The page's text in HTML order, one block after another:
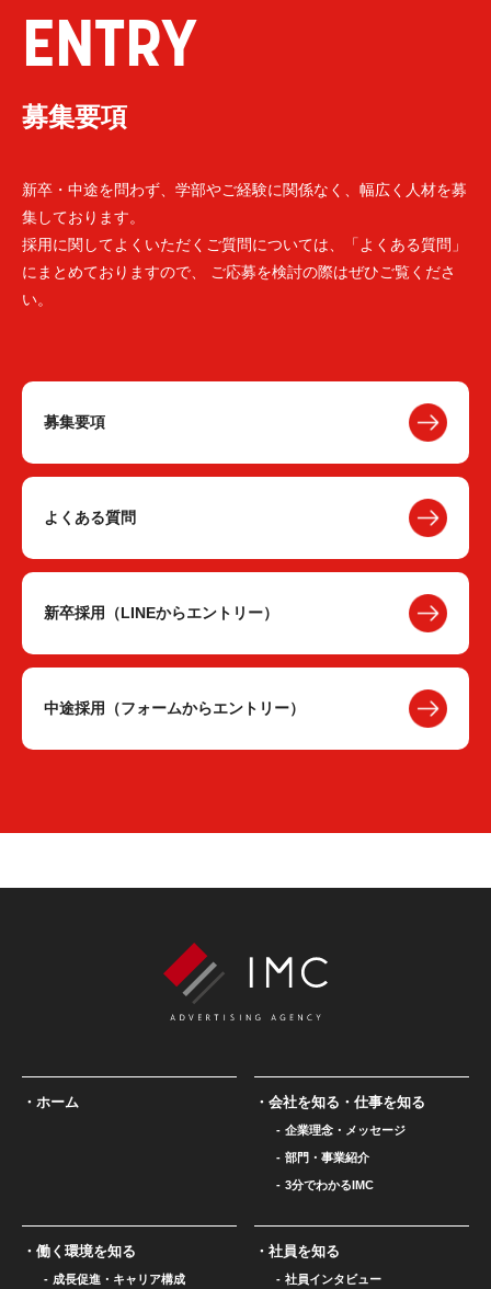
ENTRY
募集要項
新卒・中途を問わず、学部やご経験に関係なく、幅広く人材を募
集しております。
採用に関してよくいただくご質問については、「よくある質問」
にまとめておりますので、 ご応募を検討の際はぜひご覧くださ
い。
募集要項
よくある質問
新卒採用（LINEからエントリー）
中途採用（フォームからエントリー）
ホーム 会社を知る・仕事を知る
企業理念・メッセージ
部門・事業紹介
3分でわかるIMC
働く環境を知る
成長促進・キャリア構成
社員を知る
社員インタビュー